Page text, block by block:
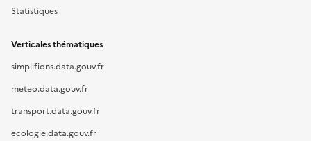
Statistiques
Verticales thématiques
simplifions.data.gouv.fr
meteo.data.gouv.fr
transport.data.gouv.fr
ecologie.data.gouv.fr